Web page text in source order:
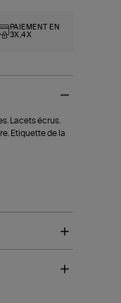
PAIEMENT EN
3X,4X
Lacets écrus.
Etiquette de la